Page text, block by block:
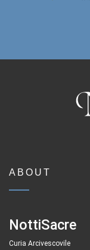
ABOUT
NottiSacre
Curia Arcivescovile